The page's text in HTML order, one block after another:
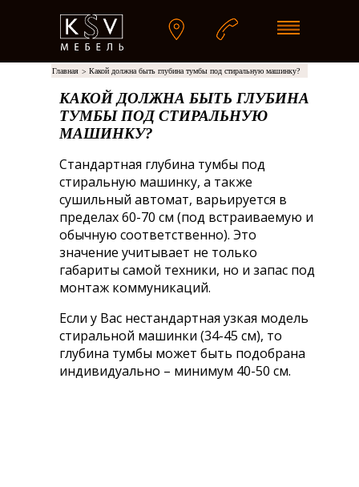
Главная > Какой должна быть глубина тумбы под стиральную машинку?
КАКОЙ ДОЛЖНА БЫТЬ ГЛУБИНА
ТУМБЫ ПОД СТИРАЛЬНУЮ
МАШИНКУ?
Стандартная глубина тумбы под
стиральную машинку, а также
сушильный автомат, варьируется в
пределах 60-70 см (под встраиваемую и
обычную соответственно). Это
значение учитывает не только
габариты самой техники, но и запас под
монтаж коммуникаций.
Если у Вас нестандартная узкая модель
стиральной машинки (34-45 см), то
глубина тумбы может быть подобрана
индивидуально – минимум 40-50 см.